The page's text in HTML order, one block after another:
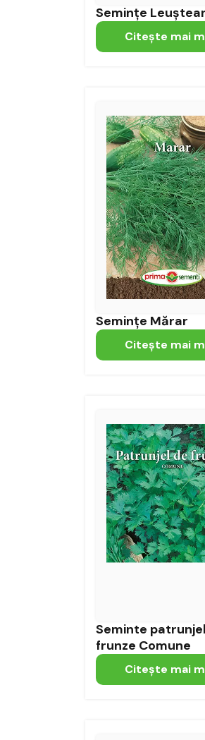
Semințe
Citeşte mai
Semințe Mărar
Citeşte mai
Seminte
frunze Comune
Citeşte mai